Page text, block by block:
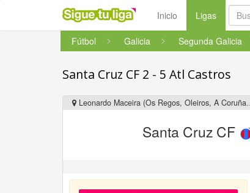
Inicio Ligas(current)
Fútbol Galicia Segunda Galicia
Santa Cruz CF 2 - 5 Atl Castros
Leonardo Maceira (Os Regos, Oleiros, A Coruña, Galicia)
Santa Cruz CF